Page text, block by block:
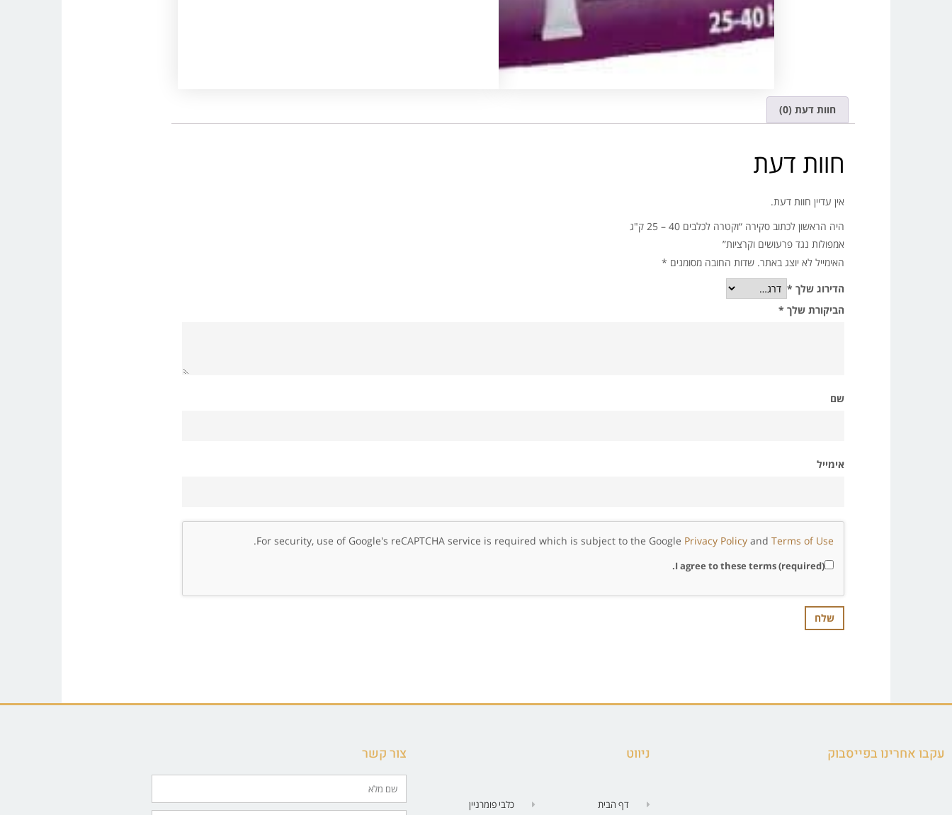
חוות דעת (0)
חוות דעת
אין עדיין חוות דעת.
היה הראשון לכתוב סקירה “וקטרה לכלבים 40 – 25 ק"ג
אמפולות נגד פרעושים וקרציות”
האימייל לא יוצג באתר. שדות החובה מסומנים *
הדירוג שלך *
הביקורת שלך *
שם
אימייל
For security, use of Google's reCAPTCHA service is required which is subject to the Google Privacy Policy and Terms of Use
.
I agree to these terms (required).
עקבו אחרינו בפייסבוק ניווט
דף הבית כלבי פומרניין
צור קשר